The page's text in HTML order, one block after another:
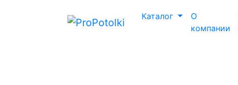
Каталог
О
компании